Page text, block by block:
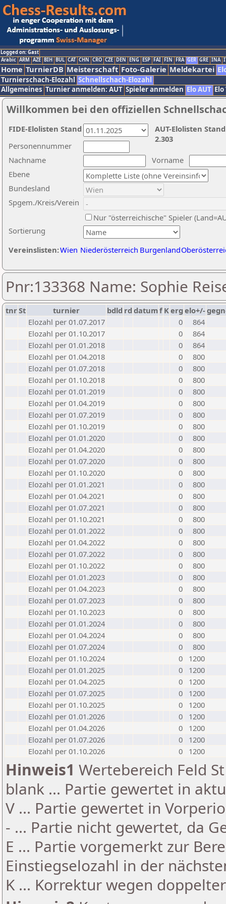
Logged on: Gast
Arabic ARM AZE BIH BUL CAT CHN CRO CZE DEN ENG ESP FAI FIN FRA GER GRE INA
Home TurnierDB Meisterschaft Foto-Galerie Meldekartei
Turnierschach-Elozahl Schnellschach-Elozahl
Allgemeines Turnier anmelden: AUT Spieler anmelden Elo AUT
Willkommen bei den offiziellen
Nachname
Vorname
Ebene
Sortierung
Personennummer
Bundesland
Spgem./Kreis/Verein
Nur "österreichische" Spieler
Vereinslisten:Wien Niederösterreich Burgenland
AUT-Elolisten
2.303
FIDE-Elolisten Stand
Pnr:133368 Name: Sophie
tnrSt turnier bdld rd datumf Kerg elo+/-
Elozahl per 01.07.2017
0
864
Elozahl per 01.10.2017
0
864
Elozahl per 01.01.2018
0
864
Elozahl per 01.04.2018
0
800
Elozahl per 01.07.2018
0
800
Elozahl per 01.10.2018
0
800
Elozahl per 01.01.2019
0
800
Elozahl per 01.04.2019
0
800
Elozahl per 01.07.2019
0
800
Elozahl per 01.10.2019
0
800
Elozahl per 01.01.2020
0
800
Elozahl per 01.04.2020
0
800
Elozahl per 01.07.2020
0
800
Elozahl per 01.10.2020
0
800
Elozahl per 01.01.2021
0
800
Elozahl per 01.04.2021
0
800
Elozahl per 01.07.2021
0
800
Elozahl per 01.10.2021
0
800
Elozahl per 01.01.2022
0
800
Elozahl per 01.04.2022
0
800
Elozahl per 01.07.2022
0
800
Elozahl per 01.10.2022
0
800
Elozahl per 01.01.2023
0
800
Elozahl per 01.04.2023
0
800
Elozahl per 01.07.2023
0
800
Elozahl per 01.10.2023
0
800
Elozahl per 01.01.2024
0
800
Elozahl per 01.04.2024
0
800
Elozahl per 01.07.2024
0
800
Elozahl per 01.10.2024
0
1200
Elozahl per 01.01.2025
0
1200
Elozahl per 01.04.2025
0
1200
Elozahl per 01.07.2025
0
1200
Elozahl per 01.10.2025
0
1200
Elozahl per 01.01.2026
0
1200
Elozahl per 01.04.2026
0
1200
Elozahl per 01.07.2026
0
1200
Elozahl per 01.10.2026
0 1200
Hinweis1 Wertebereich Feld
blank ... Partie gewertet in
V ... Partie gewertet in
- ... Partie nicht gewertet, da
E ... Partie vorgemerkt zur
Einstiegselozahl in der
K ... Korrektur wegen